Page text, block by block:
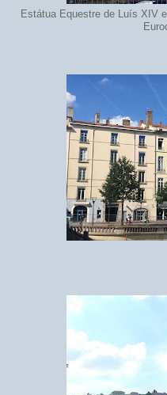
Estátua Equestre de Luís XIV